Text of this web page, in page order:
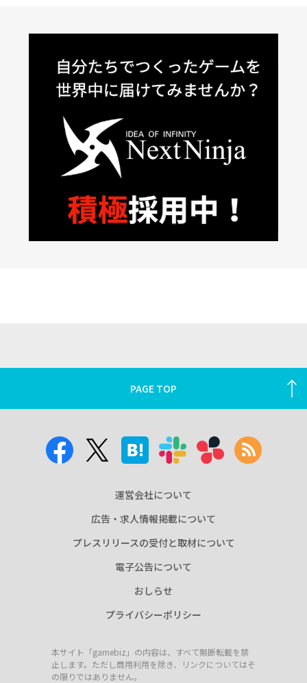
PAGE TOP
運営会社について
広告・求人情報掲載について
プレスリリースの受付と取材について
電子公告について
おしらせ
プライバシーポリシー
本サイト「gamebiz」の内容は、すべて無断転載を禁
止します。ただし商用利用を除き、リンクについてはそ
の限りではありません。